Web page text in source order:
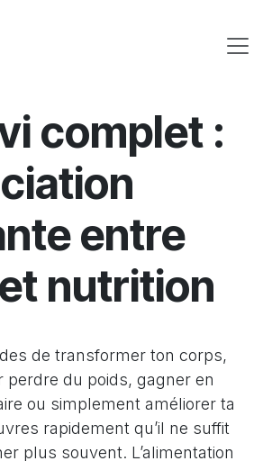
complet :
entre
nutrition
de transformer ton corps,
perdre du poids, gagner en
ou simplement améliorer ta
rapidement qu’il ne suffit
plus souvent. L’alimentation